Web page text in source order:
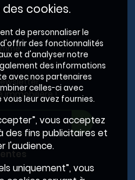
immobilière !
cookies.
de personnaliser le
des fonctionnalités
et d'analyser notre
des informations
avec nos partenaires
celles-ci avec
leur avez fournies.
vous acceptez
des fins publicitaires et
l'audience.
uniquement”, vous